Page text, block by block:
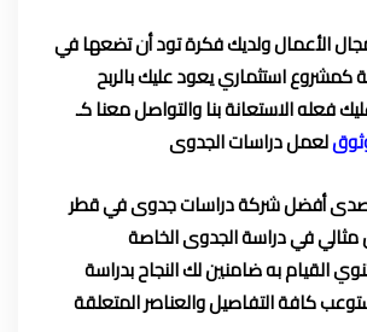
الأعمال ولديك فكرة تود أن تضعها في
كمشروع استثماري يعود عليك بالربح
فعله الاستعانة بنا والتواصل معنا كـ
لعمل دراسات الجدوى
أفضل شركة دراسات جدوى في قطر
في دراسة الجدوى الخاصة
القيام به ضامنين لك النجاح بدراسة
كافة التفاصيل والعناصر المتعلقة